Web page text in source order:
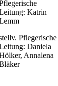
Katrin
Pflegerische
Daniela
Annalena